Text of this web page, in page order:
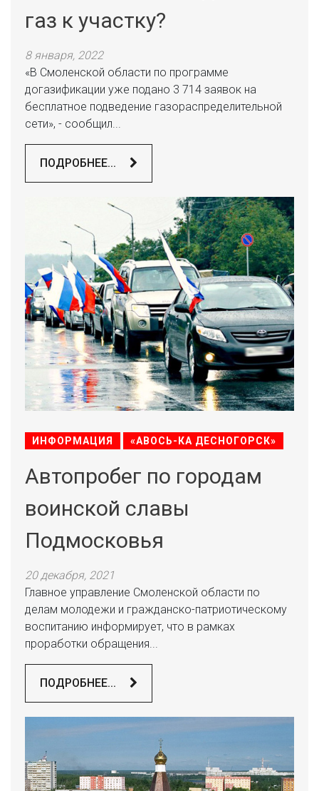
газ к участку?
8 января, 2022
«В Смоленской области по программе
догазификации уже подано 3 714 заявок на
бесплатное подведение газораспределительной
сети», - сообщил...
ПОДРОБНЕЕ...
ИНФОРМАЦИЯ «АВОСЬ-КА ДЕСНОГОРСК»
Автопробег по городам
воинской славы
Подмосковья
20 декабря, 2021
Главное управление Смоленской области по
делам молодежи и гражданско-патриотическому
воспитанию информирует, что в рамках
проработки обращения...
ПОДРОБНЕЕ...